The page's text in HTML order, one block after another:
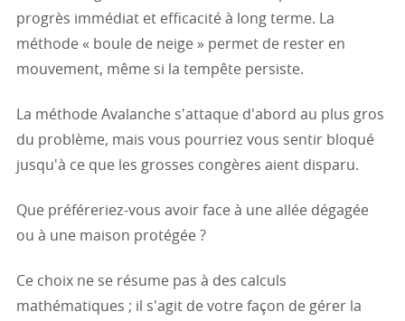
progrès immédiat et efficacité à long terme. La
méthode « boule de neige » permet de rester en
mouvement, même si la tempête persiste.
La méthode Avalanche s'attaque d'abord au plus gros
du problème, mais vous pourriez vous sentir bloqué
jusqu'à ce que les grosses congères aient disparu.
Que préféreriez-vous avoir face à une allée dégagée
ou à une maison protégée ?
Ce choix ne se résume pas à des calculs
mathématiques ; il s'agit de votre façon de gérer la